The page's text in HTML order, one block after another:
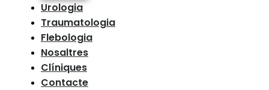
Urologia
Traumatologia
Flebologia
Nosaltres
Clíniques
Contacte